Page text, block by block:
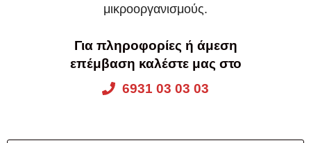
μικροοργανισμούς.
Για πληροφορίες ή άμεση
επέμβαση καλέστε μας στο
6931 03 03 03